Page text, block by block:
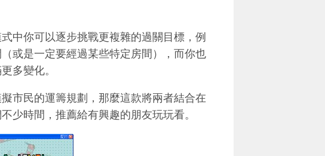
中你可以逐步挑戰更複雜的過關目標，例
或是一定要經過某些特定房間），而你也
多變化。
市民的運籌規劃，那麼這款將兩者結合在
少時間，推薦給有興趣的朋友玩玩看。